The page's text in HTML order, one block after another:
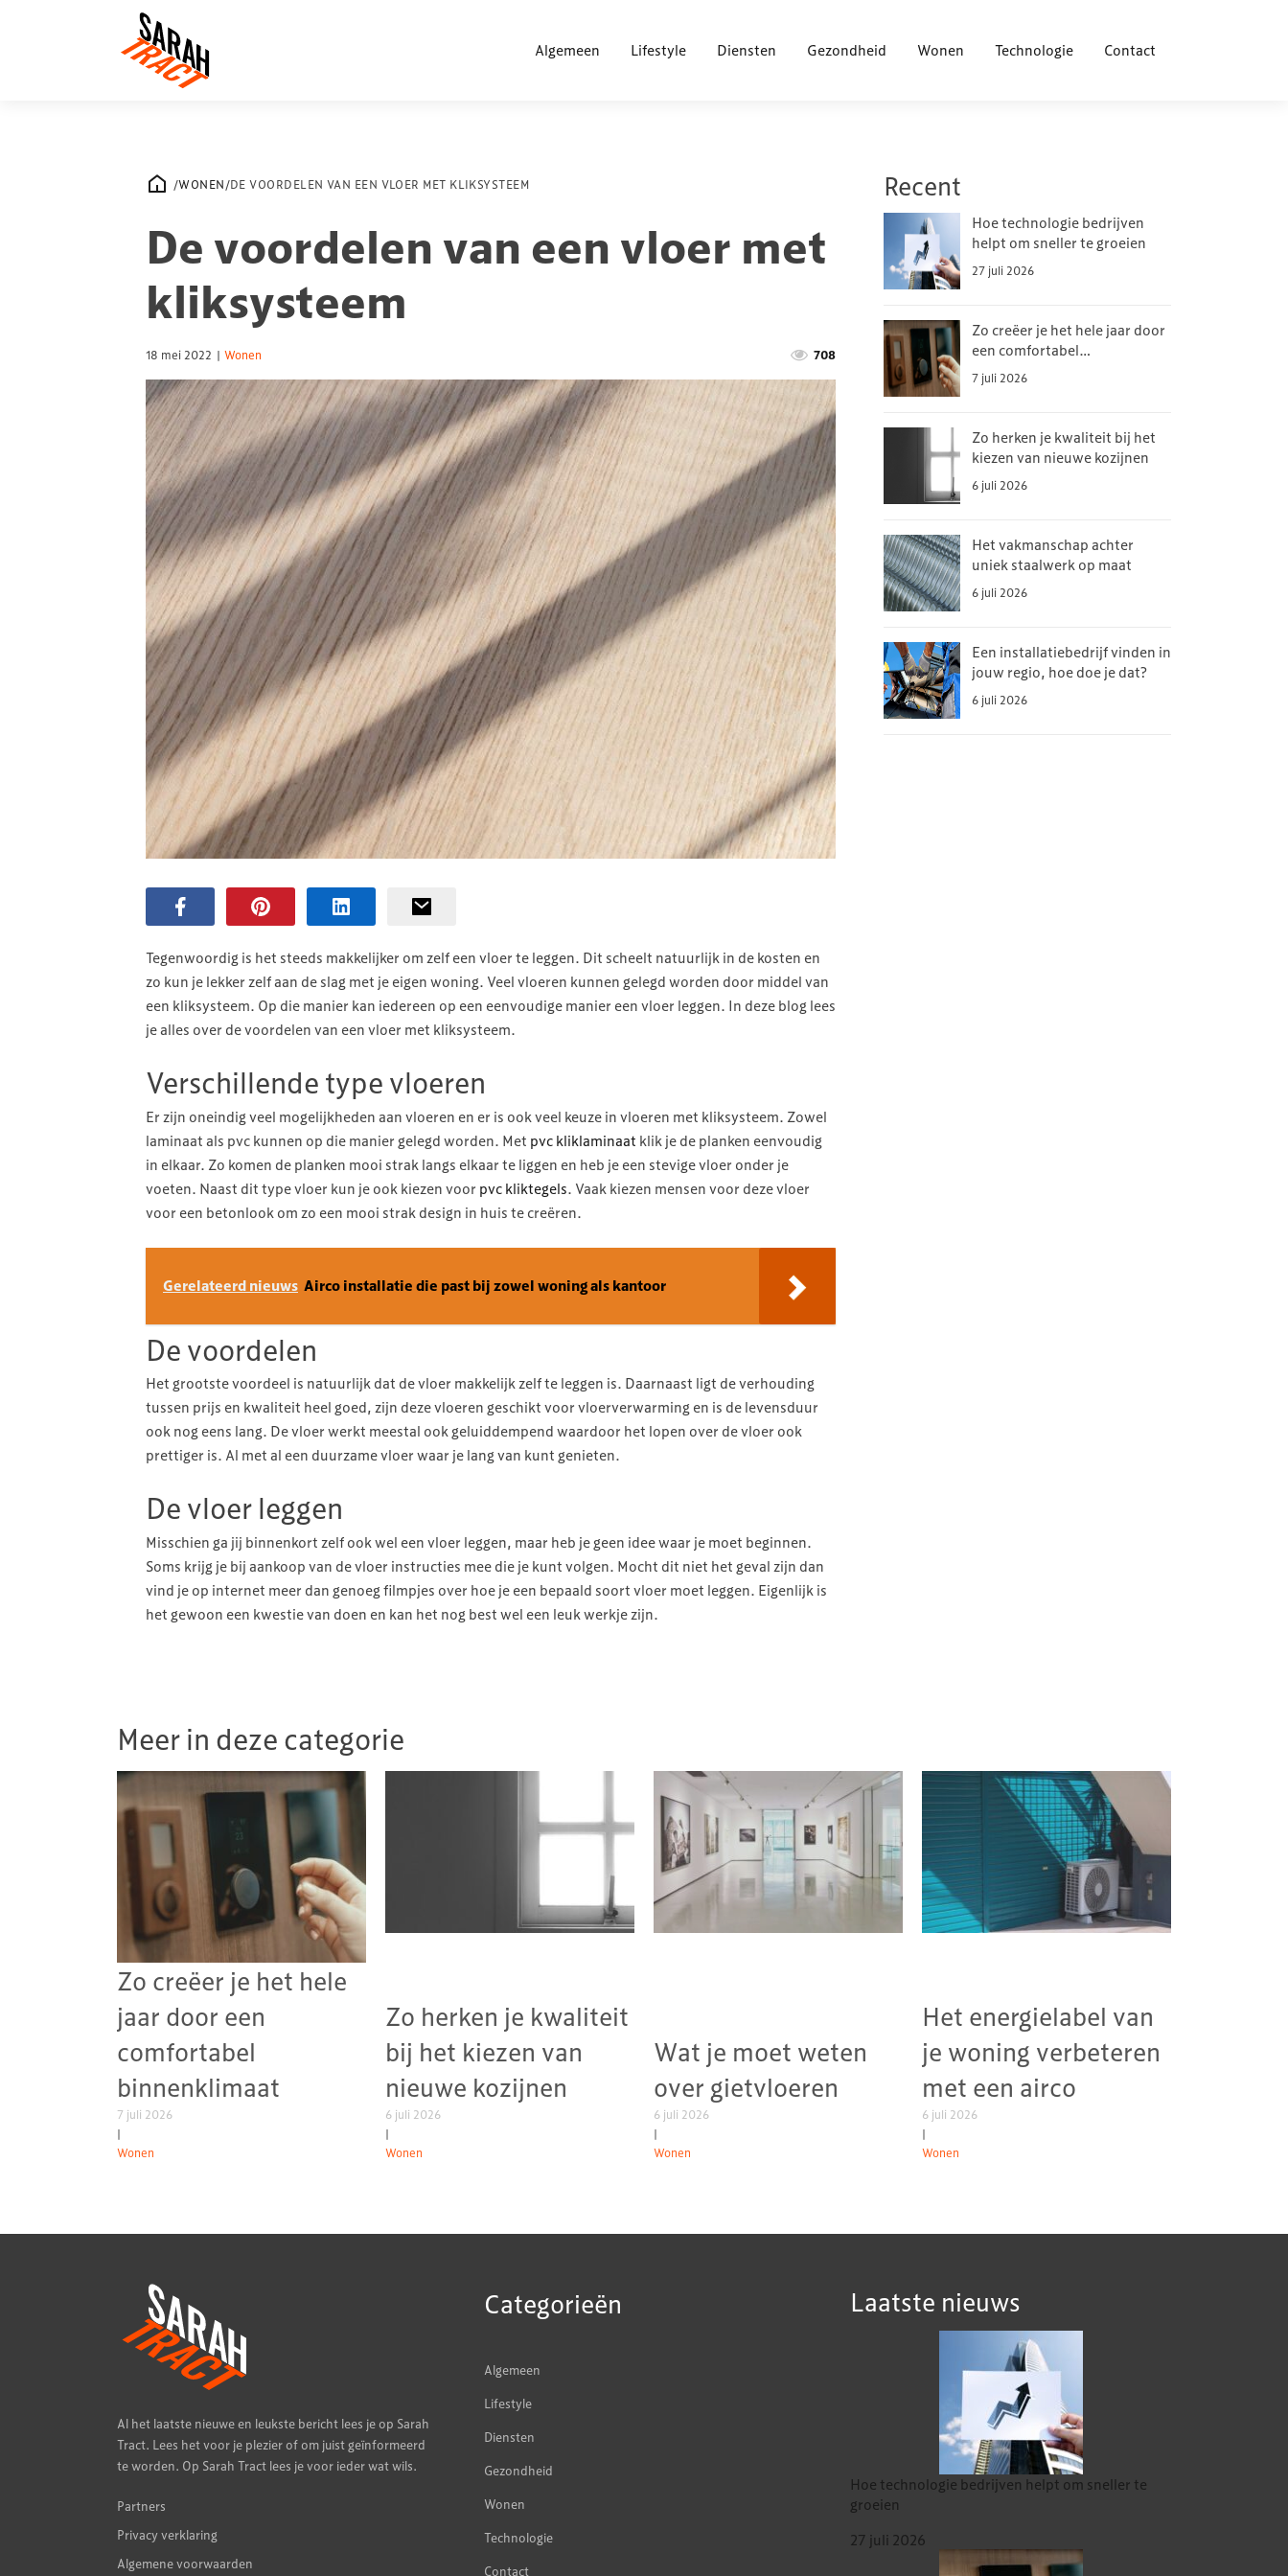
Algemeen Lifestyle Diensten Gezondheid Wonen Technologie Contact
/WONEN/DE VOORDELEN VAN EEN VLOER MET KLIKSYSTEEM
De voordelen van een vloer met
kliksysteem
18 mei 2022 | Wonen 708
Tegenwoordig is het steeds makkelijker om zelf een vloer te leggen. Dit scheelt natuurlijk in de kosten en
zo kun je lekker zelf aan de slag met je eigen woning. Veel vloeren kunnen gelegd worden door middel van
een kliksysteem. Op die manier kan iedereen op een eenvoudige manier een vloer leggen. In deze blog lees
je alles over de voordelen van een vloer met kliksysteem.
Verschillende type vloeren
Er zijn oneindig veel mogelijkheden aan vloeren en er is ook veel keuze in vloeren met kliksysteem. Zowel
laminaat als pvc kunnen op die manier gelegd worden. Met pvc kliklaminaat klik je de planken eenvoudig
in elkaar. Zo komen de planken mooi strak langs elkaar te liggen en heb je een stevige vloer onder je
voeten. Naast dit type vloer kun je ook kiezen voor pvc kliktegels. Vaak kiezen mensen voor deze vloer
voor een betonlook om zo een mooi strak design in huis te creëren.
Gerelateerd nieuws Airco installatie die past bij zowel woning als kantoor
De voordelen
Het grootste voordeel is natuurlijk dat de vloer makkelijk zelf te leggen is. Daarnaast ligt de verhouding
tussen prijs en kwaliteit heel goed, zijn deze vloeren geschikt voor vloerverwarming en is de levensduur
ook nog eens lang. De vloer werkt meestal ook geluiddempend waardoor het lopen over de vloer ook
prettiger is. Al met al een duurzame vloer waar je lang van kunt genieten.
De vloer leggen
Misschien ga jij binnenkort zelf ook wel een vloer leggen, maar heb je geen idee waar je moet beginnen.
Soms krijg je bij aankoop van de vloer instructies mee die je kunt volgen. Mocht dit niet het geval zijn dan
vind je op internet meer dan genoeg filmpjes over hoe je een bepaald soort vloer moet leggen. Eigenlijk is
het gewoon een kwestie van doen en kan het nog best wel een leuk werkje zijn.
Recent
Hoe technologie bedrijven
helpt om sneller te groeien
27 juli 2026
Zo creëer je het hele jaar door
een comfortabel
binnenklimaat
7 juli 2026
Zo herken je kwaliteit bij het
kiezen van nieuwe kozijnen
6 juli 2026
Het vakmanschap achter
uniek staalwerk op maat
6 juli 2026
Een installatiebedrijf vinden in
jouw regio, hoe doe je dat?
6 juli 2026
Meer in deze categorie
Zo creëer je het hele
jaar door een
comfortabel
binnenklimaat
7 juli 2026
|
Wonen
Zo herken je kwaliteit
bij het kiezen van
nieuwe kozijnen
6 juli 2026
|
Wonen
Wat je moet weten
over gietvloeren
6 juli 2026
|
Wonen
Het energielabel van
je woning verbeteren
met een airco
6 juli 2026
|
Wonen
Al het laatste nieuwe en leukste bericht lees je op Sarah
Tract. Lees het voor je plezier of om juist geïnformeerd
te worden. Op Sarah Tract lees je voor ieder wat wils.
Partners
Privacy verklaring
Algemene voorwaarden
Categorieën
Algemeen
Lifestyle
Diensten
Gezondheid
Wonen
Technologie
Contact
Laatste nieuws
Hoe technologie bedrijven helpt om sneller te
groeien
27 juli 2026